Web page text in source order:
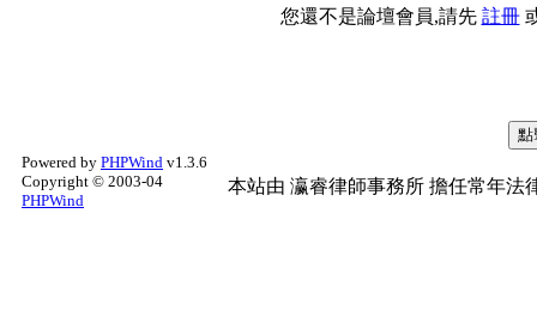
您還不是論壇會員,請先 註冊
Powered by PHPWind v1.3.6
Copyright © 2003-04
PHPWind
本站由 瀛睿律師事務所 擔任常年法